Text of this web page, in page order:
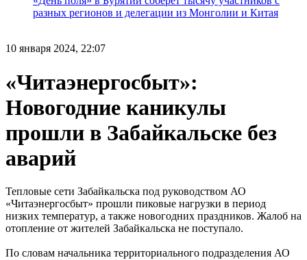
разных регионов и делегации из Монголии и Китая
10 января 2024, 22:07
​«Читаэнергосбыт»:
Новогодние каникулы
прошли в Забайкальске без
аварий
Тепловые сети Забайкальска под руководством АО
«Читаэнергосбыт» прошли пиковые нагрузки в период
низких температур, а также новогодних праздников. Жалоб на
отопление от жителей Забайкальска не поступало.
По словам начальника территориального подразделения АО